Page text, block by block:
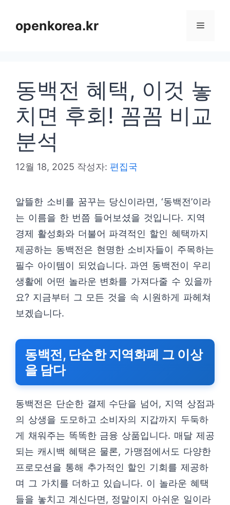
openkorea.kr 메
동백전 혜택, 이것 놓
치면 후회! 꼼꼼 비교
분석
12월 18, 2025 작성자: 편집국
알뜰한 소비를 꿈꾸는 당신이라면, ‘동백전’이라
는 이름을 한 번쯤 들어보셨을 것입니다. 지역
경제 활성화와 더불어 파격적인 할인 혜택까지
제공하는 동백전은 현명한 소비자들이 주목하는
필수 아이템이 되었습니다. 과연 동백전이 우리
생활에 어떤 놀라운 변화를 가져다줄 수 있을까
요? 지금부터 그 모든 것을 속 시원하게 파헤쳐
보겠습니다.
동백전, 단순한 지역화폐 그 이상
을 담다
동백전은 단순한 결제 수단을 넘어, 지역 상점과
의 상생을 도모하고 소비자의 지갑까지 두둑하
게 채워주는 똑똑한 금융 상품입니다. 매달 제공
되는 캐시백 혜택은 물론, 가맹점에서도 다양한
프로모션을 통해 추가적인 할인 기회를 제공하
며 그 가치를 더하고 있습니다. 이 놀라운 혜택
들을 놓치고 계신다면, 정말이지 아쉬운 일이라